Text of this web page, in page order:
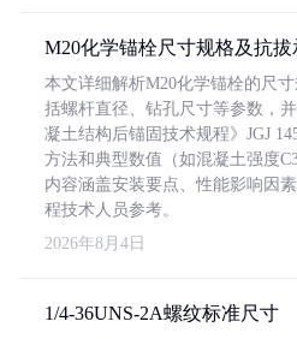
M20化学锚栓尺寸规格及抗
本文详细解析M20化学锚栓的尺
括螺杆直径、钻孔尺寸等参数，
凝土结构后锚固技术规程》JGJ
方法和典型数值（如混凝土强度
内容涵盖安装要点、性能影响因
程技术人员参考。
2026年8月4日
1/4-36UNS-2A螺纹标准尺寸